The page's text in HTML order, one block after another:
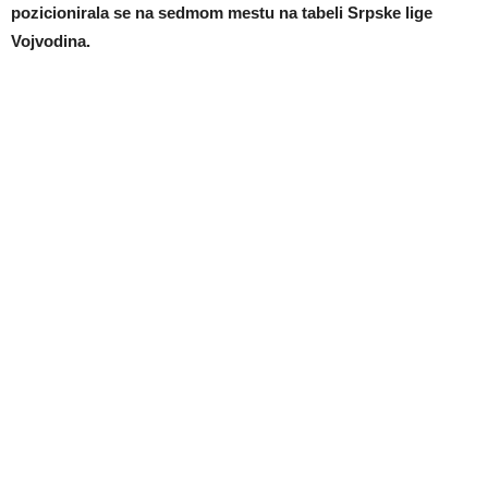
pozicionirala se na sedmom mestu na tabeli Srpske lige
Vojvodina.